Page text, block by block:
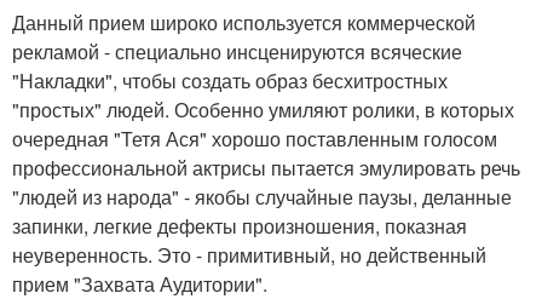
Данный прием широко используется коммерческой
рекламой - специально инсценируются всяческие
"Накладки", чтобы создать образ бесхитростных
"простых" людей. Особенно умиляют ролики, в которых
очередная "Тетя Ася" хорошо поставленным голосом
профессиональной актрисы пытается эмулировать речь
"людей из народа" - якобы случайные паузы, деланные
запинки, легкие дефекты произношения, показная
неуверенность. Это - примитивный, но действенный
прием "Захвата Аудитории".